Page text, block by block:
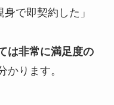
で即契約した」
は非常に満足度の
かります。